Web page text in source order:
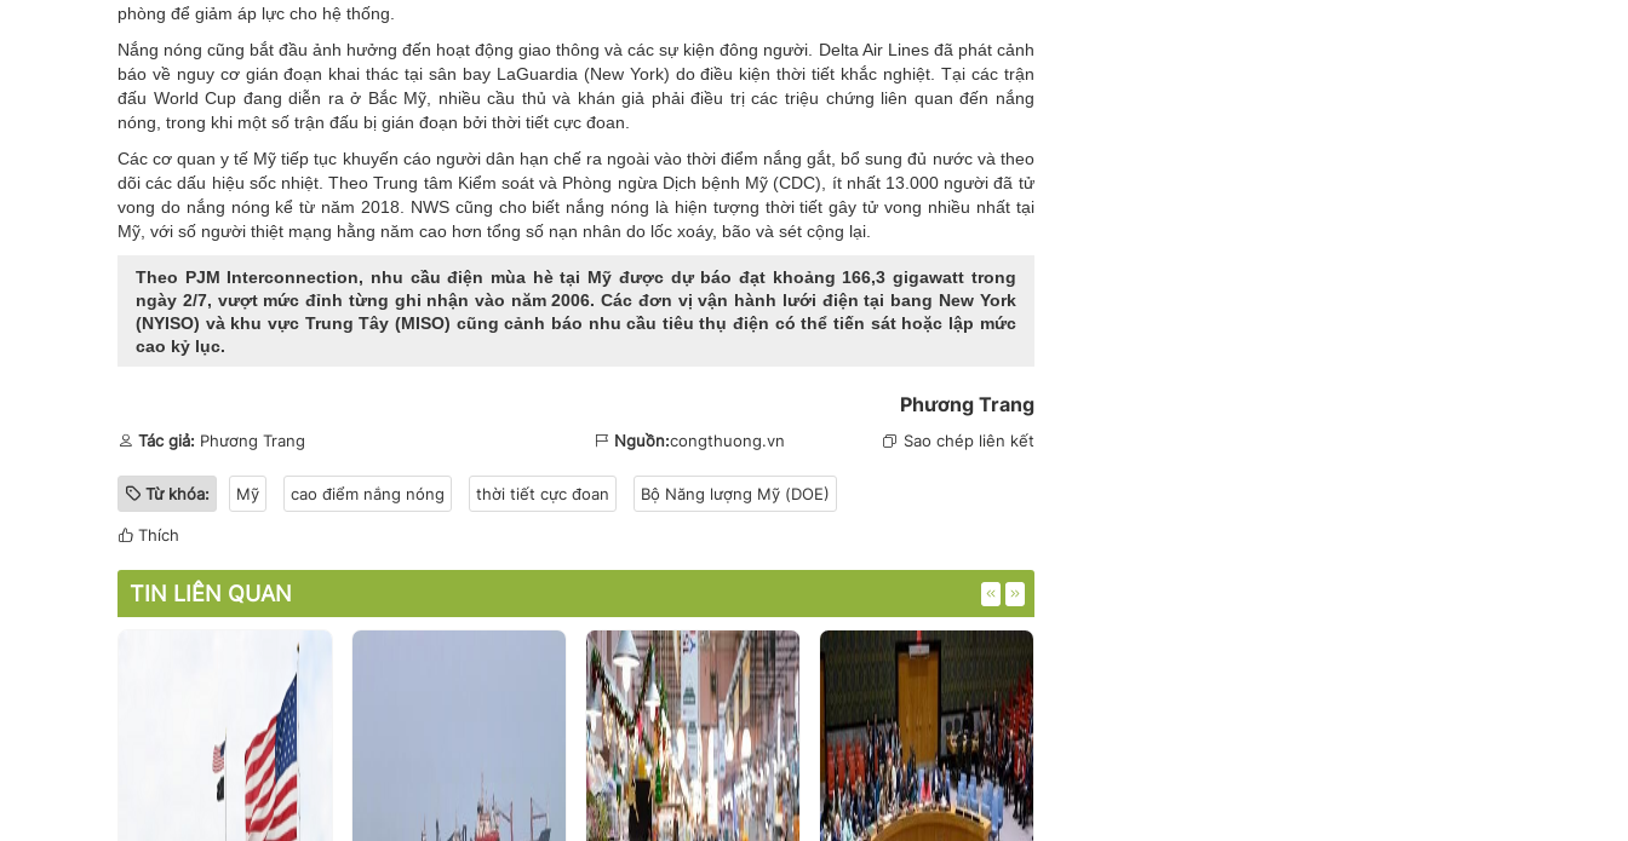
phòng để giảm áp lực cho hệ thống.
Nắng nóng cũng bắt đầu ảnh hưởng đến hoạt động giao thông và các sự kiện đông người. Delta Air Lines đã phát cảnh
báo về nguy cơ gián đoạn khai thác tại sân bay LaGuardia (New York) do điều kiện thời tiết khắc nghiệt. Tại các trận
đấu World Cup đang diễn ra ở Bắc Mỹ, nhiều cầu thủ và khán giả phải điều trị các triệu chứng liên quan đến nắng
nóng, trong khi một số trận đấu bị gián đoạn bởi thời tiết cực đoan
Các cơ quan y tế Mỹ tiếp tục khuyến cáo người dân hạn chế ra ngoài vào thời điểm nắng gắt, bổ sung đủ nước và theo
dõi các dấu hiệu sốc nhiệt. Theo Trung tâm Kiểm soát và Phòng ngừa Dịch bệnh Mỹ (CDC), ít nhất 13.000 người đã tử
vong do nắng nóng kể từ năm 2018. NWS cũng cho biết nắng nóng là hiện tượng thời tiết gây tử vong nhiều nhất tại
Mỹ, với số người thiệt mạng hằng năm cao hơn tổng số nạn nhân do lốc xoáy, bão và sét cộng lại.
Theo PJM Interconnection, nhu cầu điện mùa hè tại Mỹ được dự báo đạt khoảng 166,3 gigawatt trong
ngày 2/7, vượt mức đỉnh từng ghi nhận vào năm 2006. Các đơn vị vận hành lưới điện tại bang New York
(NYISO) và khu vực Trung Tây (MISO) cũng cảnh báo nhu cầu tiêu thụ điện có thể tiến sát hoặc lập mức
cao kỷ lục.
Phương Trang
Tác giả: Phương Trang Nguồn:congthuong.vn Sao chép liên kết
Từ khóa: Mỹ cao điểm nắng nóng thời tiết cực đoan Bộ Năng lượng Mỹ (DOE)
Thích
TIN LIÊN QUAN